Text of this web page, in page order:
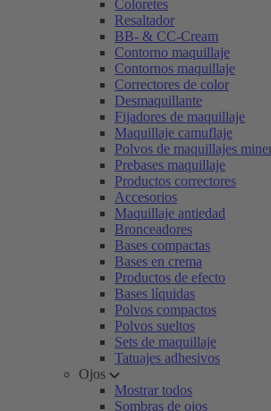
Coloretes
Resaltador
BB- & CC-Cream
Contorno maquillaje
Contornos maquillaje
Correctores de color
Desmaquillante
Fijadores de maquillaje
Maquillaje camuflaje
Polvos de maquillajes
Prebases maquillaje
Productos correctores
Accesorios
Maquillaje antiedad
Bronceadores
Bases compactas
Bases en crema
Productos de efecto
Bases líquidas
Polvos compactos
Polvos sueltos
Sets de maquillaje
Tatuajes adhesivos
Ojos
Mostrar todos
Sombras de ojos